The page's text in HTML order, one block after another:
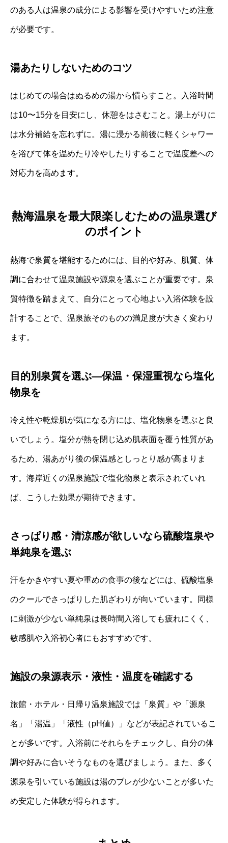
のある人は温泉の成分による影響を受けやすいため注意
が必要です。
湯あたりしないためのコツ
はじめての場合はぬるめの湯から慣らすこと。入浴時間
は10〜15分を目安にし、休憩をはさむこと。湯上がりに
は水分補給を忘れずに。湯に浸かる前後に軽くシャワー
を浴びて体を温めたり冷やしたりすることで温度差への
対応力を高めます。
熱海温泉を最大限楽しむための温泉選び
のポイント
熱海で泉質を堪能するためには、目的や好み、肌質、体
調に合わせて温泉施設や源泉を選ぶことが重要です。泉
質特徴を踏まえて、自分にとって心地よい入浴体験を設
計することで、温泉旅そのものの満足度が大きく変わり
ます。
目的別泉質を選ぶ—保温・保湿重視なら塩化
物泉を
冷え性や乾燥肌が気になる方には、塩化物泉を選ぶと良
いでしょう。塩分が熱を閉じ込め肌表面を覆う性質があ
るため、湯あがり後の保温感としっとり感が高まりま
す。海岸近くの温泉施設で塩化物泉と表示されていれ
ば、こうした効果が期待できます。
さっぱり感・清涼感が欲しいなら硫酸塩泉や
単純泉を選ぶ
汗をかきやすい夏や重めの食事の後などには、硫酸塩泉
のクールでさっぱりした肌ざわりが向いています。同様
に刺激が少ない単純泉は長時間入浴しても疲れにくく、
敏感肌や入浴初心者にもおすすめです。
施設の泉源表示・液性・温度を確認する
旅館・ホテル・日帰り温泉施設では「泉質」や「源泉
名」「湯温」「液性（pH値）」などが表記されているこ
とが多いです。入浴前にそれらをチェックし、自分の体
調や好みに合いそうなものを選びましょう。また、多く
源泉を引いている施設は湯のブレが少ないことが多いた
め安定した体験が得られます。